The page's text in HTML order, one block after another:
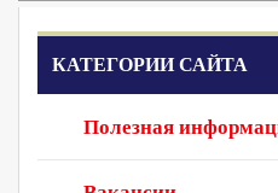
Главная
О компании
Реквизиты Москва
Раскрытие информации
КАТЕГОРИИ САЙТА
Полезная